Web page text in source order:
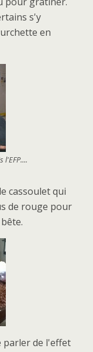
s'y
en
l'EFP....
cassoulet qui
de rouge pour
parler de l'effet